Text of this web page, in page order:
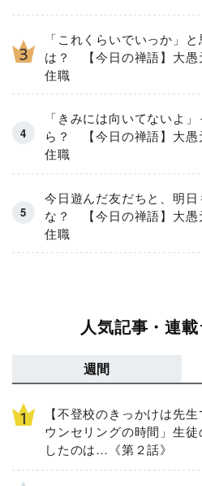
「これくらいでいっか」
は？ 【今日の禅語】大愚
住職
「きみには向いてないよ
ら？ 【今日の禅語】大愚
住職
今日遊んだ友だちと、明
な？ 【今日の禅語】大愚
住職
人気記事・連
週間
【不登校のきっかけは先
ウンセリングの時間」生徒
したのは…《第２話》